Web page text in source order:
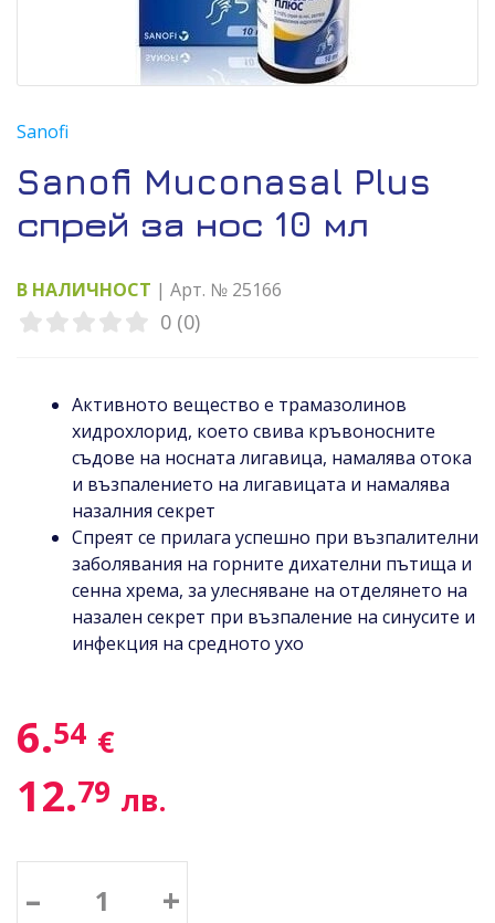
Sanofi
Sanofi Muconasal Plus
спрей за нос 10 мл
В НАЛИЧНОСТ | Арт. № 25166
0 (0)
Активното вещество е трамазолинов
хидрохлорид, което свива кръвоносните
съдове на носната лигавица, намалява отока
и възпалението на лигавицата и намалява
назалния секрет
Спреят се прилага успешно при възпалителни
заболявания на горните дихателни пътища и
сенна хрема, за улесняване на отделянето на
назален секрет при възпаление на синусите и
инфекция на средното ухо
6.54 €
12.79 лв.
– +